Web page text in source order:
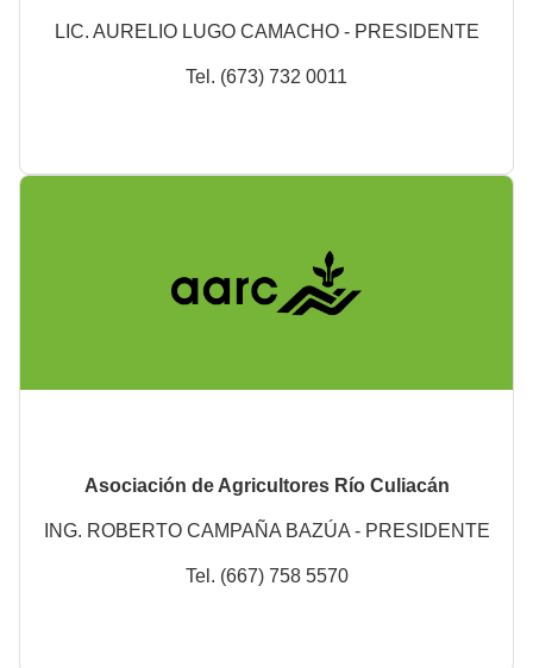
LIC. AURELIO LUGO CAMACHO - PRESIDENTE
Tel. (673) 732 0011
Asociación de Agricultores Río Culiacán
ING. ROBERTO CAMPAÑA BAZÚA - PRESIDENTE
Tel. (667) 758 5570